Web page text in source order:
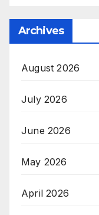
Archives
August 2026
July 2026
June 2026
May 2026
April 2026